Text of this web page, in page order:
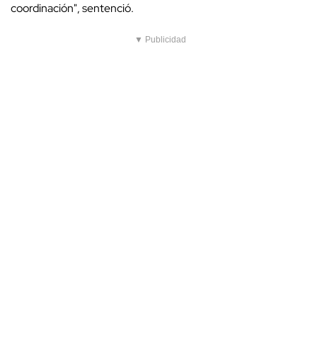
coordinación", sentenció.
▼ Publicidad